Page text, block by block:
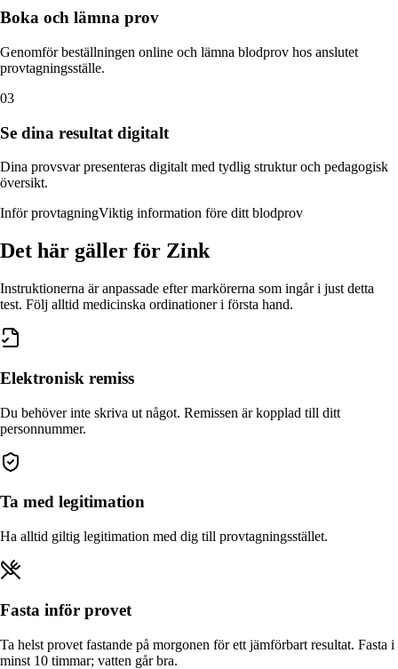
Boka och lämna prov
Genomför beställningen online och lämna blodprov hos anslutet
provtagningsställe.
03
Se dina resultat digitalt
Dina provsvar presenteras digitalt med tydlig struktur och pedagogisk
översikt.
Inför provtagningViktig information före ditt blodprov
Det här gäller för Zink
Instruktionerna är anpassade efter markörerna som ingår i just detta
test. Följ alltid medicinska ordinationer i första hand.
Elektronisk remiss
Du behöver inte skriva ut något. Remissen är kopplad till ditt
personnummer.
Ta med legitimation
Ha alltid giltig legitimation med dig till provtagningsstället.
Fasta inför provet
Ta helst provet fastande på morgonen för ett jämförbart resultat. Fasta i
minst 10 timmar; vatten går bra.